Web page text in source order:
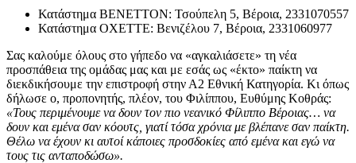
Κατάστημα BENETTON: Τσούπελη 5, Βέροια, 2331070557
Κατάστημα ΟΧΕΤΤΕ: Βενιζέλου 7, Βέροια, 2331060977
Σας καλούμε όλους στο γήπεδο να «αγκαλιάσετε» τη νέα
προσπάθεια της ομάδας μας και με εσάς ως «έκτο» παίκτη να
διεκδικήσουμε την επιστροφή στην Α2 Εθνική Κατηγορία. Κι όπως
δήλωσε ο, προπονητής, πλέον, του Φιλίππου, Ευθύμης Κοθράς:
«Τους περιμένουμε να δουν τον πιο νεανικό Φίλιππο Βέροιας… να
δουν και εμένα σαν κόουτς, γιατί τόσα χρόνια με βλέπανε σαν παίκτη.
Θέλω να έχουν κι αυτοί κάποιες προσδοκίες από εμένα και εγώ να
τους τις ανταποδώσω».